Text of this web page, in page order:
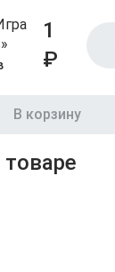
1
₽
В корзину